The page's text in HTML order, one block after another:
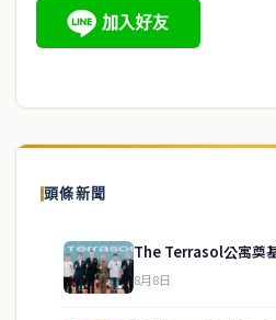
頭條新聞
The Terrasol公寓奠
8月8日